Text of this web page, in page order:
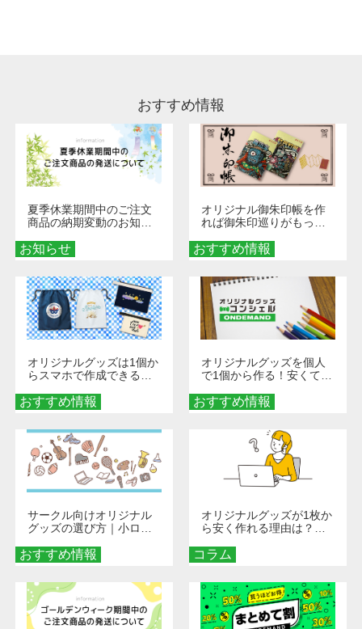
おすすめ情報
お知らせ
夏季休業期間中のご注文
商品の納期変動のお知ら
おすすめ情報
オリジナル御朱印帳を作
れば御朱印巡りがもっと
ダーメイドする魅力と選
び方
おすすめ情報
オリジナルグッズは1個か
らスマホで作成できる！
くなる巾着＆ポーチ活用
術
おすすめ情報
オリジナルグッズを個人
で1個から作る！安くて簡
秘訣
おすすめ情報
サークル向けオリジナル
グッズの選び方｜小ロッ
める秘訣
コラム
オリジナルグッズが1枚か
ら安く作れる理由は？オ
とメリットを解説